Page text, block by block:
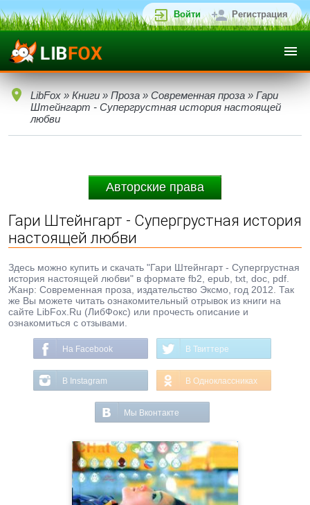
Войти Регистрация
LibFox » Книги » Проза » Современная проза » Гари
Штейнгарт - Супергрустная история настоящей
любви
Авторские права
Гари Штейнгарт - Супергрустная история
настоящей любви
Здесь можно купить и скачать "Гари Штейнгарт - Супергрустная
история настоящей любви" в формате fb2, epub, txt, doc, pdf.
Жанр: Современная проза, издательство Эксмо, год 2012. Так
же Вы можете читать ознакомительный отрывок из книги на
сайте LibFox.Ru (ЛибФокс) или прочесть описание и
ознакомиться с отзывами.
На Facebook В Твиттере
В Instagram В Одноклассниках
Мы Вконтакте